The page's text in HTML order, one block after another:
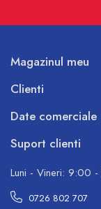
Magazinul meu
Clienti
Date comerciale
Suport clienti
Luni - Vineri: 9:00
0726 802 707